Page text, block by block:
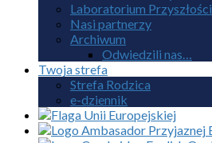
Laboratorium Przyszłości
Nasi partnerzy
Archiwum
Odwiedzili nas…
Twoja strefa
Strefa Rodzica
e-dziennik